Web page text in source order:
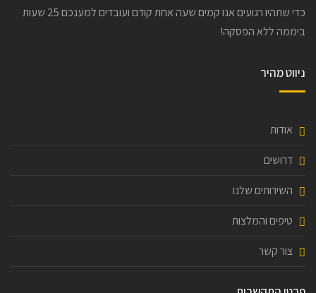
כדי שתהיו רגועים אנו קמים שעה אחת קודם ועובדים למענכם 25 שעות
ביממה ללא הפסקה!
ניווט מהיר
אודות
דרושים
השירותים שלנו
טיפים והמלצות
צור קשר